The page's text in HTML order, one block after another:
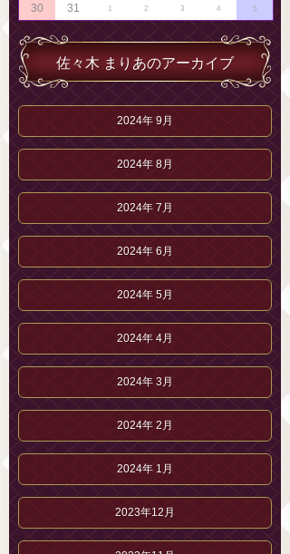
30
31 1 2 3 4 5
佐々木 まりあのアーカイブ
2024年 9月
2024年 8月
2024年 7月
2024年 6月
2024年 5月
2024年 4月
2024年 3月
2024年 2月
2024年 1月
2023年12月